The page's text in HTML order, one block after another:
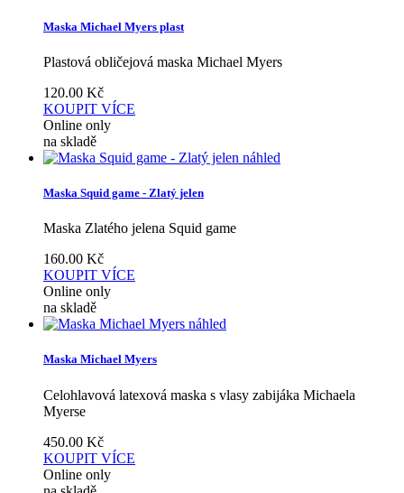
Maska Michael Myers plast
Plastová obličejová maska Michael Myers
120.00 Kč
KOUPIT VÍCE
Online only
na skladě
náhled
Maska Squid game - Zlatý jelen
Maska Zlatého jelena Squid game
160.00 Kč
KOUPIT VÍCE
Online only
na skladě
náhled
Maska Michael Myers
Celohlavová latexová maska s vlasy zabijáka Michaela
Myerse
450.00 Kč
KOUPIT VÍCE
Online only